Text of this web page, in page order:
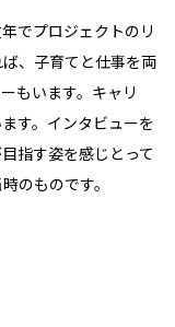
でプロジェクトのリ
、子育てと仕事を両
もいます。キャリ
す。インタビューを
指す姿を感じとって
のものです。